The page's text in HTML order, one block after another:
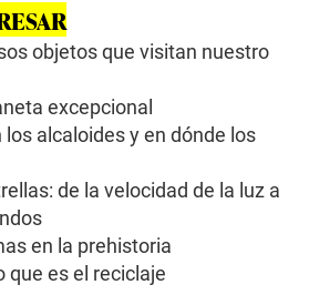
objetos que visitan nuestro
excepcional
los alcaloides y en dónde los
de la velocidad de la luz a
en la prehistoria
que es el reciclaje